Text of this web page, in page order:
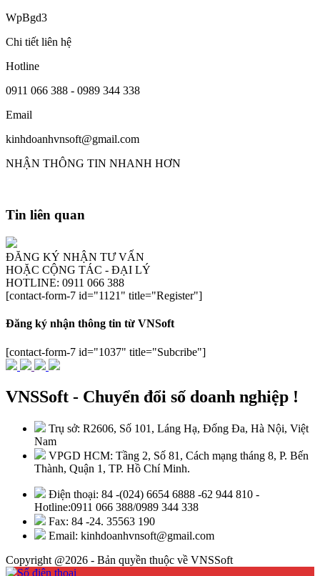
WpBgd3
Chi tiết liên hệ
Hotline
0911 066 388 - 0989 344 338
Email
kinhdoanhvnsoft@gmail.com
NHẬN THÔNG TIN NHANH HƠN
Tin liên quan
ĐĂNG KÝ NHẬN TƯ VẤN
HOẶC CỘNG TÁC - ĐẠI LÝ
HOTLINE: 0911 066 388
[contact-form-7 id="1121" title="Register"]
Đăng ký nhận thông tin từ VNSoft
[contact-form-7 id="1037" title="Subcribe"]
VNSSoft - Chuyển đổi số doanh nghiệp !
Trụ sở: R2606, Số 101, Láng Hạ, Đống Đa, Hà Nội, Việt
Nam
VPGD HCM: Tầng 2, Số 81, Cách mạng tháng 8, P. Bến
Thành, Quận 1, TP. Hồ Chí Minh.
Điện thoại: 84 -(024) 6654 6888 -62 944 810 -
Hotline:0911 066 388/0989 344 338
Fax: 84 -24. 35563 190
Email: kinhdoanhvnsoft@gmail.com
Copyright @2026 - Bản quyền thuộc về VNSSoft